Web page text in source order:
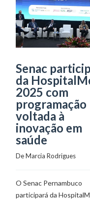
Senac
da
2025 com
programação
voltada à
inovação em
saúde
De Marcia Rodrigues
O Senac Pernambuco
participará da